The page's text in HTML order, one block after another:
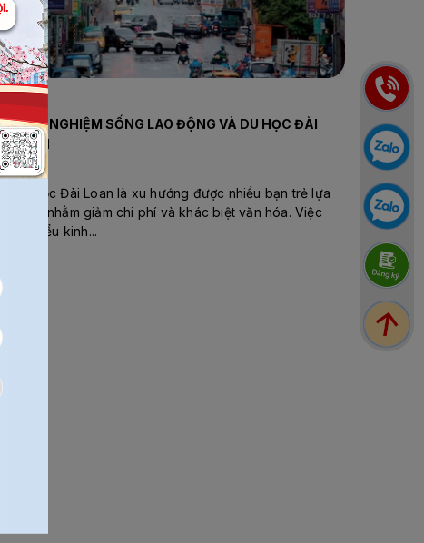
KINH NGHIỆM SỐNG LAO ĐỘNG VÀ DU HỌC ĐÀI
LOAN
Du học Đài Loan là xu hướng được nhiều bạn trẻ lựa
chọn nhằm giảm chi phí và khác biệt văn hóa. Việc
tìm hiểu kinh...